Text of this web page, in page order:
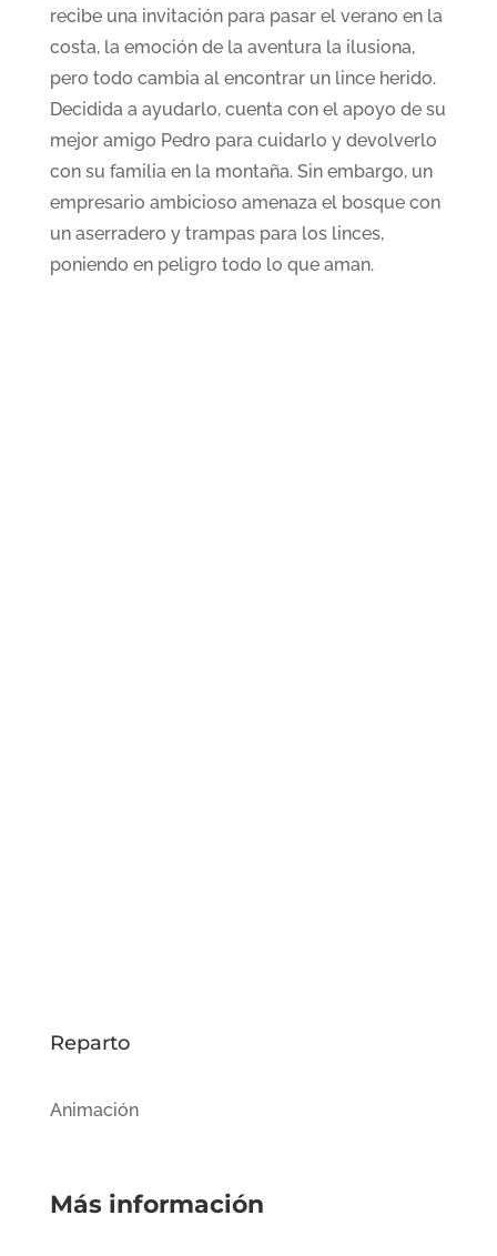
recibe una invitación para pasar el verano en la
costa, la emoción de la aventura la ilusiona,
pero todo cambia al encontrar un lince herido.
Decidida a ayudarlo, cuenta con el apoyo de su
mejor amigo Pedro para cuidarlo y devolverlo
con su familia en la montaña. Sin embargo, un
empresario ambicioso amenaza el bosque con
un aserradero y trampas para los linces,
poniendo en peligro todo lo que aman.
Reparto
Animación
Más información